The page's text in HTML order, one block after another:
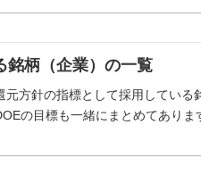
銘柄（企業）の一覧
元方針の指標として採用している
の目標も一緒にまとめてありま